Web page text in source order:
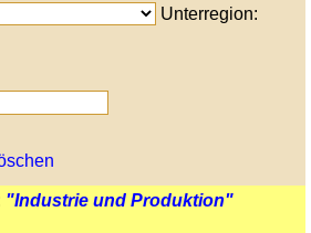
Unterregion:
"Industrie und Produktion"